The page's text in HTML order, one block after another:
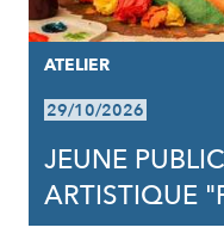
ATELIER
29/10/2026
JEUNE
ARTISTIQUE